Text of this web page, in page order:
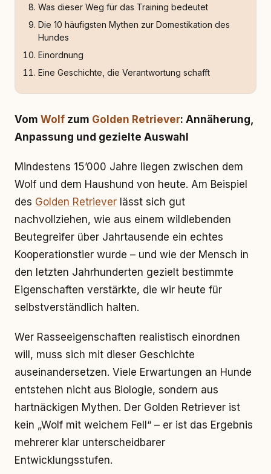
Was dieser Weg für das Training bedeutet
Die 10 häufigsten Mythen zur Domestikation des
Hundes
Einordnung
Eine Geschichte, die Verantwortung schafft
Vom Wolf zum Golden Retriever: Annäherung,
Anpassung und gezielte Auswahl
Mindestens 15’000 Jahre liegen zwischen dem
Wolf und dem Haushund von heute. Am Beispiel
des Golden Retriever lässt sich gut
nachvollziehen, wie aus einem wildlebenden
Beutegreifer über Jahrtausende ein echtes
Kooperationstier wurde – und wie der Mensch in
den letzten Jahrhunderten gezielt bestimmte
Eigenschaften verstärkte, die wir heute für
selbstverständlich halten.
Wer Rasseeigenschaften realistisch einordnen
will, muss sich mit dieser Geschichte
auseinandersetzen. Viele Erwartungen an Hunde
entstehen nicht aus Biologie, sondern aus
hartnäckigen Mythen. Der Golden Retriever ist
kein „Wolf mit weichem Fell“ – er ist das Ergebnis
mehrerer klar unterscheidbarer
Entwicklungsstufen.